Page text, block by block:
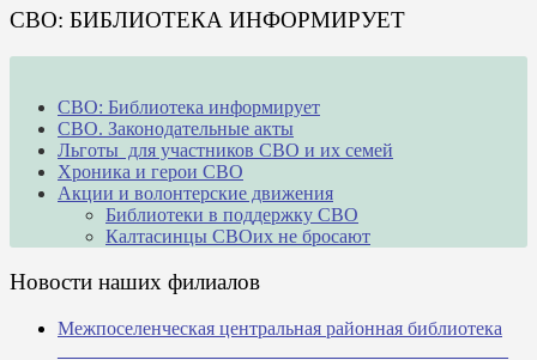
СВО: БИБЛИОТЕКА ИНФОРМИРУЕТ
СВО: Библиотека информирует
СВО. Законодательные акты
Льготы для участников СВО и их семей
Хроника и герои СВО
Акции и волонтерские движения
Библиотеки в поддержку СВО
Калтасинцы СВОих не бросают
Новости наших филиалов
Межпоселенческая центральная районная библиотека